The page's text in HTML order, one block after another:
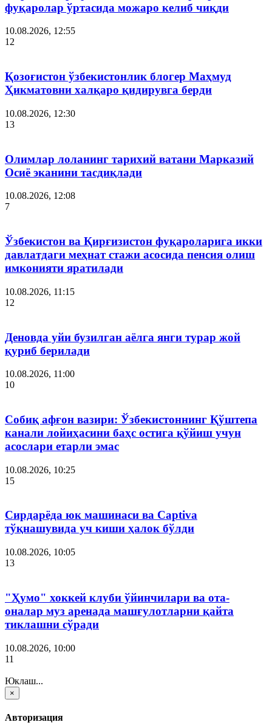
фуқаролар ўртасида можаро келиб чиқди
10.08.2026, 12:55
12
Қозоғистон ўзбекистонлик блогер Маҳмуд
Ҳикматовни халқаро қидирувга берди
10.08.2026, 12:30
13
Олимлар лоланинг тарихий ватани Марказий
Осиё эканини тасдиқлади
10.08.2026, 12:08
7
Ўзбекистон ва Қирғизистон фуқароларига икки
давлатдаги меҳнат стажи асосида пенсия олиш
имконияти яратилади
10.08.2026, 11:15
12
Деновда уйи бузилган аёлга янги турар жой
қуриб берилади
10.08.2026, 11:00
10
Собиқ афғон вазири: Ўзбекистоннинг Қўштепа
канали лойиҳасини баҳс остига қўйиш учун
асослари етарли эмас
10.08.2026, 10:25
15
Сирдарёда юк машинаси ва Captiva
тўқнашувида уч киши ҳалок бўлди
10.08.2026, 10:05
13
"Ҳумо" хоккей клуби ўйинчилари ва ота-
оналар муз аренада машғулотларни қайта
тиклашни сўради
10.08.2026, 10:00
11
Юклаш...
×
Авторизация